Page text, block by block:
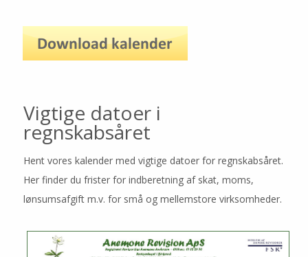
Årsregnskab
Professionel rådgivning
SAMARBEJDET
RÅD OG VIDEN
Nystartet virksomhed
Vigtige datoer i
regnskabsåret
Hent vores kalender med vigtige datoer for regnskabsåret.
Her finder du frister for indberetning af skat, moms,
lønsumsafgift m.v. for små og mellemstore virksomheder.